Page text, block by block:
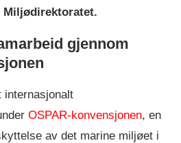
gjennom
internasjonalt
OSPAR-konvensjonen, en
av det marine miljøet i